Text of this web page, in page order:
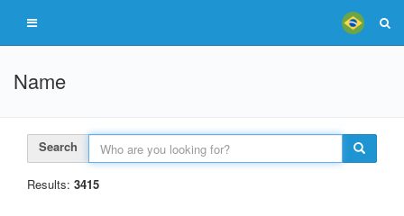
Name
Search
Results: 3415